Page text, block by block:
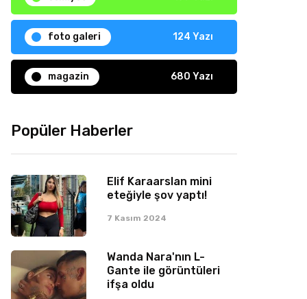
foto galeri 124 Yazı
magazin 680 Yazı
Popüler Haberler
Elif Karaarslan mini
eteğiyle şov yaptı!
7 Kasım 2024
Wanda Nara'nın L-
Gante ile görüntüleri
ifşa oldu